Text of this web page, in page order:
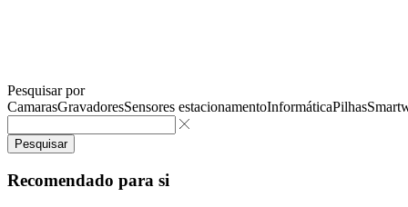
Pesquisar por
CamarasGravadoresSensores estacionamentoInformáticaPilhas
Pesquisar
Recomendado para si